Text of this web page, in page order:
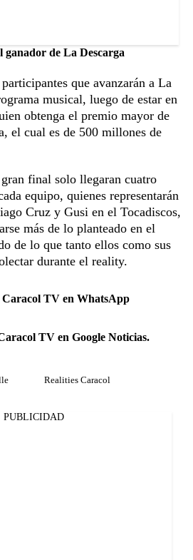
ganador de La Descarga
que avanzarán a La
musical, luego de estar en
obtenga el premio mayor de
el cual es de 500 millones de
final solo llegaran cuatro
equipo, quienes representarán
Cruz y Gusi en el Tocadiscos,
más de lo planteado en el
de lo que tanto ellos como sus
durante el reality.
Caracol TV en WhatsApp
TV en Google Noticias.
Realities Caracol
PUBLICIDAD